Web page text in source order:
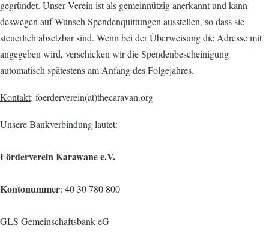
gegründet. Unser Verein ist als gemeinnützig anerkannt und kann
deswegen auf Wunsch Spendenquittungen ausstellen, so dass sie
steuerlich absetzbar sind. Wenn bei der Überweisung die Adresse mit
angegeben wird, verschicken wir die Spendenbescheinigung
automatisch spätestens am Anfang des Folgejahres.
Kontakt: foerderverein(at)thecaravan.org
Unsere Bankverbindung lautet:
Förderverein Karawane e.V.
Kontonummer: 40 30 780 800
GLS Gemeinschaftsbank eG